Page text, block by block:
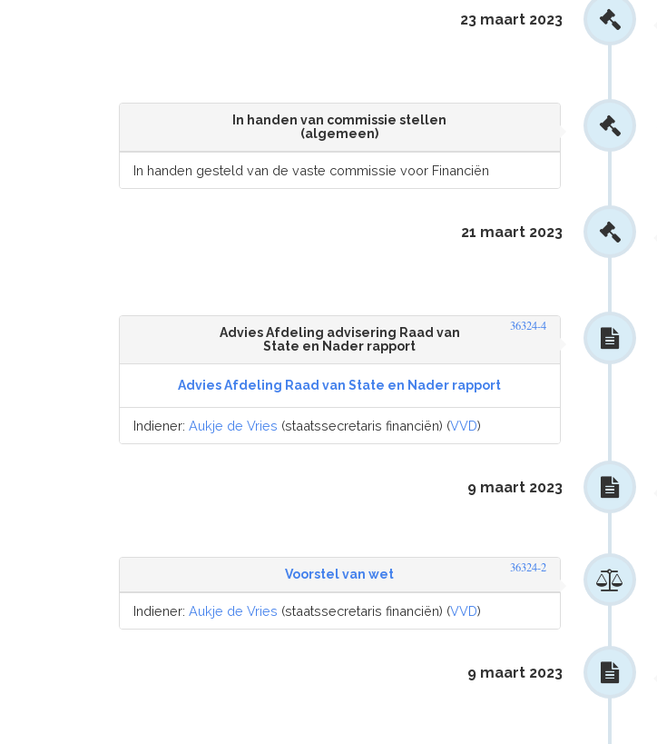
23 maart 2023
In handen van commissie stellen
(algemeen)
In handen gesteld van de vaste commissie voor Financiën
21 maart 2023
Advies Afdeling advisering Raad van
State en Nader rapport
36324-4
Advies Afdeling Raad van State en Nader rapport
Indiener: Aukje de Vries (staatssecretaris financiën) (VVD)
9 maart 2023
Voorstel van wet 36324-2
Indiener: Aukje de Vries (staatssecretaris financiën) (VVD)
9 maart 2023